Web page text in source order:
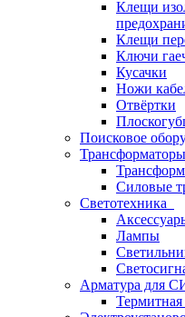
Клещи
Клещи
Ключи
Кусачки
Ножи
Отвёртки
Поисковое
Трансформаторы
Силовые
Светотехника
Лампы
Арматура для
Термитная